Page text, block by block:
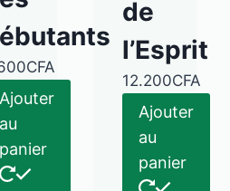
CFA
Ajouter
au
panier
de
l’Esprit
12.200CFA
Ajouter
au
panier